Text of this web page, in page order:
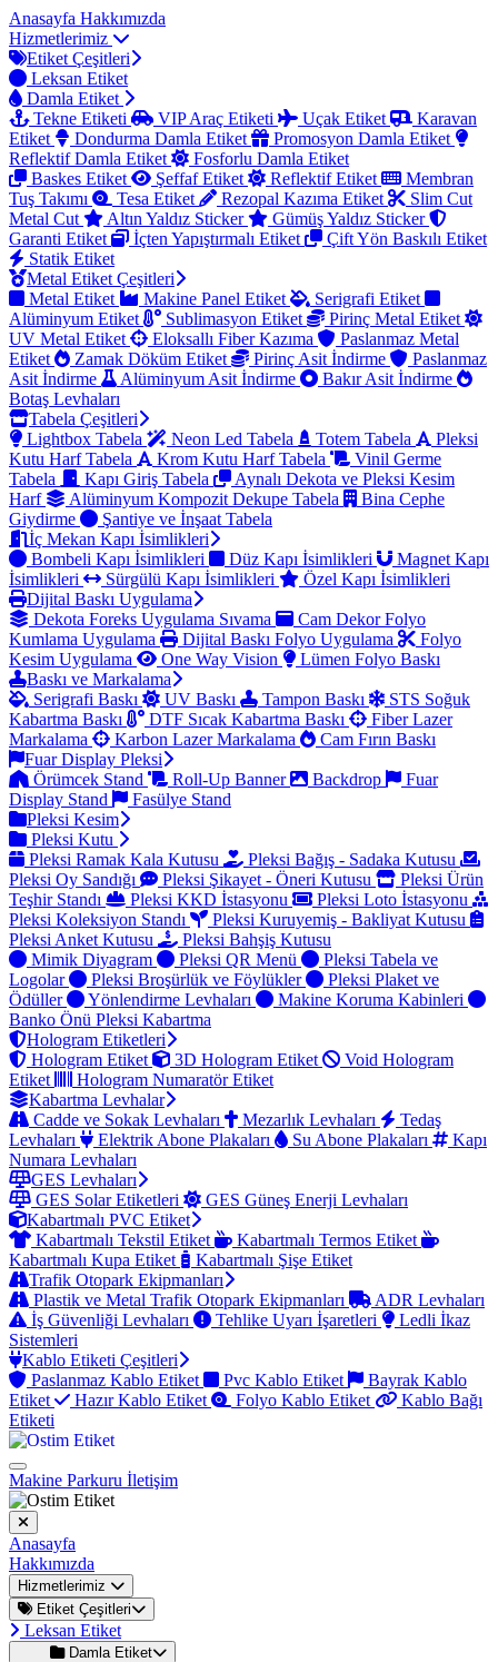
Anasayfa Hakkımızda
Hizmetlerimiz
Etiket Çeşitleri
Leksan Etiket
Damla Etiket
Tekne Etiketi
VIP Araç Etiketi Uçak Etiket
Karavan
Etiket
Dondurma Damla Etiket
Promosyon Damla Etiket
Reflektif Damla Etiket
Fosforlu Damla Etiket
Baskes Etiket
Şeffaf Etiket Reflektif Etiket
Membran
Tuş Takımı
Tesa Etiket Rezopal Kazıma Etiket
Slim Cut
Metal Cut
Altın Yaldız Sticker
Gümüş Yaldız Sticker
Garanti Etiket
İçten Yapıştırmalı Etiket
Çift Yön Baskılı Etiket
Statik Etiket
Metal Etiket Çeşitleri
Metal Etiket
Makine Panel Etiket
Serigrafi Etiket
Alüminyum Etiket
Sublimasyon Etiket
Pirinç Metal Etiket
UV Metal Etiket
Eloksallı Fiber Kazıma
Paslanmaz Metal
Etiket
Zamak Döküm Etiket Pirinç Asit İndirme
Paslanmaz
Asit İndirme
Alüminyum Asit İndirme
Bakır Asit İndirme
Botaş Levhaları
Tabela Çeşitleri
Lightbox Tabela
Neon Led Tabela Totem Tabela
Pleksi
Kutu Harf Tabela
Krom Kutu Harf Tabela
Vinil Germe
Tabela
Kapı Giriş Tabela
Aynalı Dekota ve Pleksi Kesim
Harf
Alüminyum Kompozit Dekupe Tabela
Bina Cephe
Giydirme
Şantiye ve İnşaat Tabela
İç Mekan Kapı İsimlikleri
Bombeli Kapı İsimlikleri
Düz Kapı İsimlikleri
Magnet Kapı
İsimlikleri
Sürgülü Kapı İsimlikleri
Özel Kapı İsimlikleri
Dijital Baskı Uygulama
Dekota Foreks Uygulama Sıvama
Cam Dekor Folyo
Kumlama Uygulama
Dijital Baskı Folyo Uygulama
Folyo
Kesim Uygulama
One Way Vision
Lümen Folyo Baskı
Baskı ve Markalama
Serigrafi Baskı
UV Baskı Tampon Baskı
STS Soğuk
Kabartma Baskı
DTF Sıcak Kabartma Baskı
Fiber Lazer
Markalama
Karbon Lazer Markalama
Cam Fırın Baskı
Fuar Display Pleksi
Örümcek Stand
Roll-Up Banner Backdrop
Fuar
Display Stand
Fasülye Stand
Pleksi Kesim
Pleksi Kutu
Pleksi Ramak Kala Kutusu
Pleksi Bağış - Sadaka Kutusu
Pleksi Oy Sandığı
Pleksi Şikayet - Öneri Kutusu
Pleksi Ürün
Teşhir Standı
Pleksi KKD İstasyonu
Pleksi Loto İstasyonu
Pleksi Koleksiyon Standı
Pleksi Kuruyemiş - Bakliyat Kutusu
Pleksi Anket Kutusu
Pleksi Bahşiş Kutusu
Mimik Diyagram
Pleksi QR Menü
Pleksi Tabela ve
Logolar
Pleksi Broşürlük ve Föylükler
Pleksi Plaket ve
Ödüller
Yönlendirme Levhaları
Makine Koruma Kabinleri
Banko Önü Pleksi Kabartma
Hologram Etiketleri
Hologram Etiket
3D Hologram Etiket
Void Hologram
Etiket
Hologram Numaratör Etiket
Kabartma Levhalar
Cadde ve Sokak Levhaları
Mezarlık Levhaları
Tedaş
Levhaları
Elektrik Abone Plakaları Su Abone Plakaları
Kapı
Numara Levhaları
GES Levhaları
GES Solar Etiketleri
GES Güneş Enerji Levhaları
Kabartmalı PVC Etiket
Kabartmalı Tekstil Etiket
Kabartmalı Termos Etiket
Kabartmalı Kupa Etiket
Kabartmalı Şişe Etiket
Trafik Otopark Ekipmanları
Plastik ve Metal Trafik Otopark Ekipmanları
ADR Levhaları
İş Güvenliği Levhaları
Tehlike Uyarı İşaretleri
Ledli İkaz
Sistemleri
Kablo Etiketi Çeşitleri
Paslanmaz Kablo Etiket
Pvc Kablo Etiket
Bayrak Kablo
Etiket
Hazır Kablo Etiket Folyo Kablo Etiket
Kablo Bağı
Etiketi
Makine Parkuru İletişim
Anasayfa
Hakkımızda
Hizmetlerimiz
Etiket Çeşitleri
Leksan Etiket
Damla Etiket